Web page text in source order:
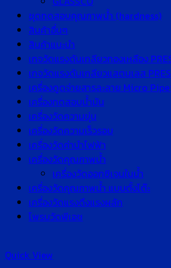
ชุดทดสอบคุณภาพน้ำ (hardness)
สินค้าอื่นๆ
สินค้าแนะนำ
เกจวัดแรงดันเกลียวทองเหลือง
เกจวัดแรงดันเกลียวแสตนเลส
เครื่องดูดจ่ายสารละลาย Micro
เครื่องทดสอบน้ำมัน
เครื่องวัดความขุ่น
เครื่องวัดความเร็วรอบ
เครื่องวัดค่านำไฟฟ้า
เครื่องวัดคุณภาพน้ำ
เครื่องวัดออกซิเจนในน้ำ
เครื่องวัดคุณภาพน้ำ แบบตั้งโต๊ะ
เครื่องวัดแรงดึงแรงผลัก
โพรบวัดพีเอช
Quick View